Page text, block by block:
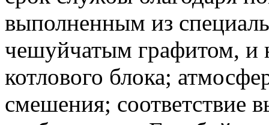
выполненным из
чешуйчатым графитом, и
котлового блока;
смешения; соответствие